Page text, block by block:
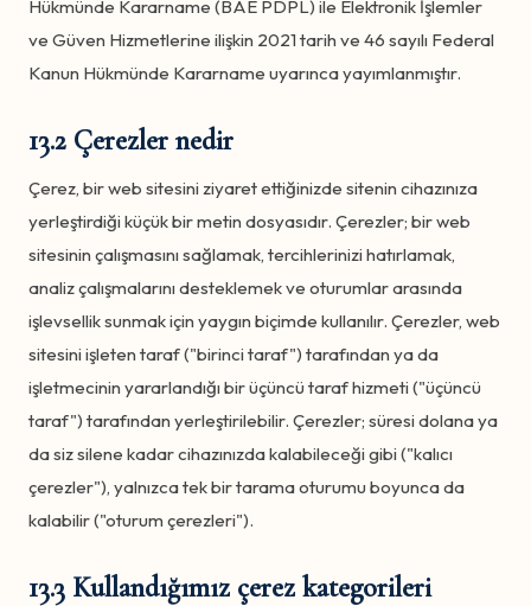
Hükmünde Kararname (BAE PDPL) ile Elektronik İşlemler
ve Güven Hizmetlerine ilişkin 2021 tarih ve 46 sayılı Federal
Kanun Hükmünde Kararname uyarınca yayımlanmıştır.
13.2 Çerezler nedir
Çerez, bir web sitesini ziyaret ettiğinizde sitenin cihazınıza
yerleştirdiği küçük bir metin dosyasıdır. Çerezler; bir web
sitesinin çalışmasını sağlamak, tercihlerinizi hatırlamak,
analiz çalışmalarını desteklemek ve oturumlar arasında
işlevsellik sunmak için yaygın biçimde kullanılır. Çerezler, web
sitesini işleten taraf ("birinci taraf") tarafından ya da
işletmecinin yararlandığı bir üçüncü taraf hizmeti ("üçüncü
taraf") tarafından yerleştirilebilir. Çerezler; süresi dolana ya
da siz silene kadar cihazınızda kalabileceği gibi ("kalıcı
çerezler"), yalnızca tek bir tarama oturumu boyunca da
kalabilir ("oturum çerezleri").
13.3 Kullandığımız çerez kategorileri